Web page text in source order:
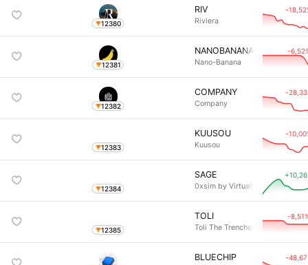
12380
RIV
Riviera
-
12381
NANOBANANA
Nano-Banana
-
12382
COMPANY
Company
-
12383
KUUSOU
Kuusou
-
12384
SAGE
0xsim by Virtuals
12385
TOLI
Toli The Trencher
-
BLUECHIP -